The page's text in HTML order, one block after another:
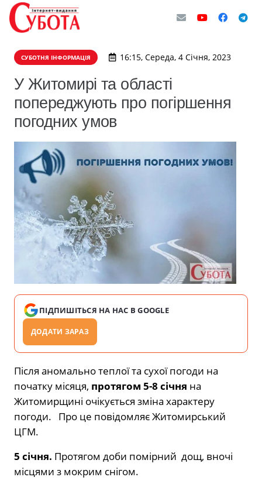
СУБОТНЯ ІНФОРМАЦІЯ 16:15, Середа, 4 Січня, 2023
У Житомирі та області
попереджують про погіршення
погодних умов
ПІДПИШІТЬСЯ НА НАС В GOOGLE
ДОДАТИ ЗАРАЗ
Після аномально теплої та сухої погоди на
початку місяця, протягом 5-8 січня на
Житомирщині очікується зміна характеру
погоди. Про це повідомляє Житомирський
ЦГМ.
5 січня. Протягом доби помірний дощ, вночі
місцями з мокрим снігом.